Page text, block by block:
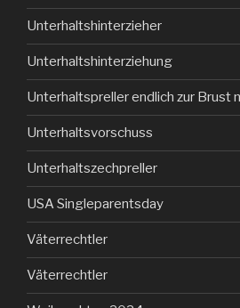
Unterhaltshinterzieher
Unterhaltshinterziehung
Unterhaltspreller endlich zur Brust
Unterhaltsvorschuss
Unterhaltszechpreller
USA Singleparentsday
Väterrechtler
Väterrechtler